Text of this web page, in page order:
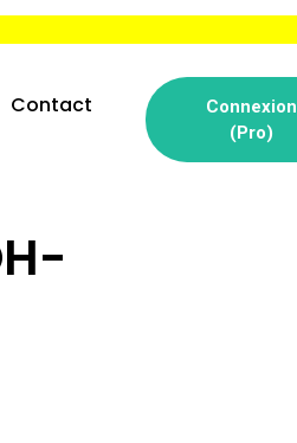
Contact
Connexion
(Pro)